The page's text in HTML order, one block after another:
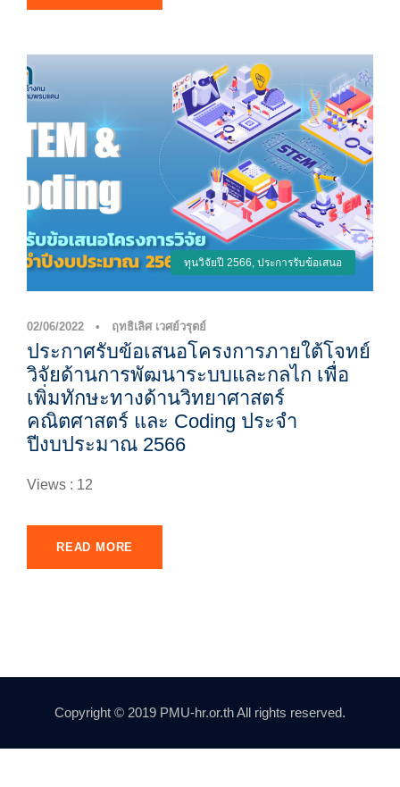
ทุนวิจัยปี 2566 ประการรับข้อเสนอ
02/06/2022 • ฤทธิเลิศ เวศย์วรุตย์
ประกาศรับข้อเสนอโครงการภายใต้โจทย์
วิจัยด้านการพัฒนาระบบและกลไก เพื่อ
เพิ่มทักษะทางด้านวิทยาศาสตร์
คณิตศาสตร์ และ Coding ประจำ
ปีงบประมาณ 2566
Views : 12
READ MORE
Copyright © 2019 PMU-hr.or.th All rights reserved.